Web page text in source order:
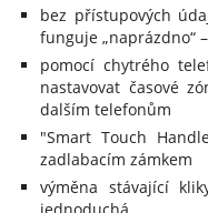
bez přístupových
funguje „naprázdno“
pomocí chytrého
nastavovat časové
dalším telefonům
"Smart Touch
zadlabacím zámkem
výměna stávající